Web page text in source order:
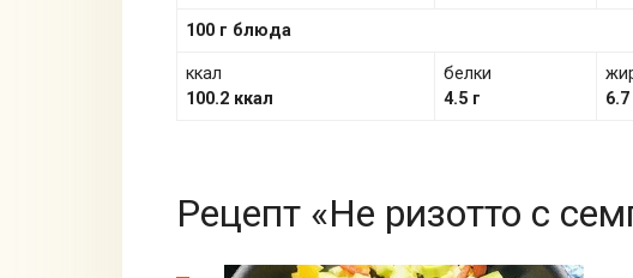
100 г блюда
ккал
100.2 ккал
белки
4.5 г
6.7
Рецепт «Не ризотто с